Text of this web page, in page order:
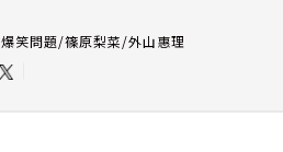
爆笑問題/篠原梨菜/外山惠理